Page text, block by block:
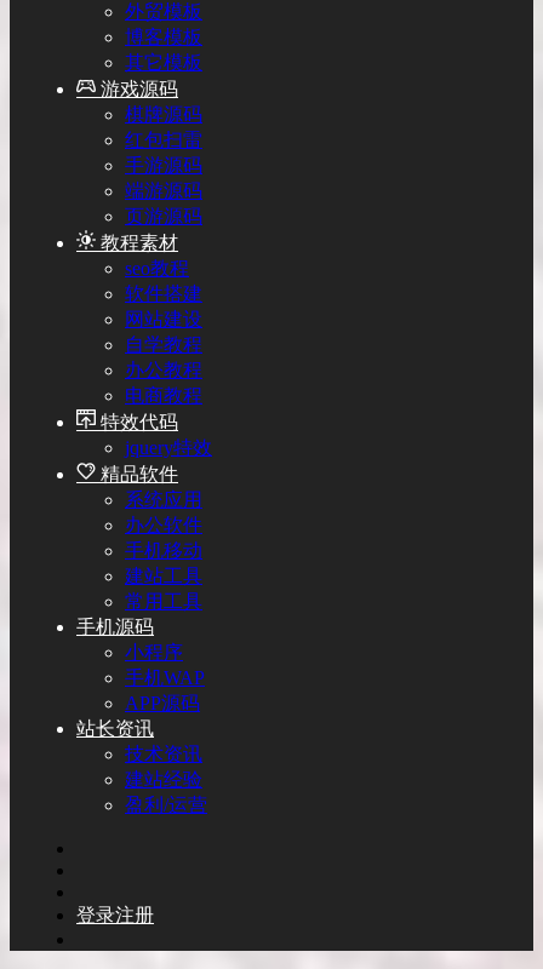
外贸模板
博客模板
其它模板
游戏源码
棋牌源码
红包扫雷
手游源码
端游源码
页游源码
教程素材
seo教程
软件搭建
网站建设
自学教程
办公教程
电商教程
特效代码
jquery特效
精品软件
系统应用
办公软件
手机移动
建站工具
常用工具
手机源码
小程序
手机WAP
APP源码
站长资讯
技术资讯
建站经验
盈利/运营
登录注册